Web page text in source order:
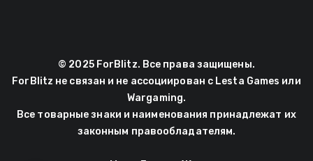
© 2025 ForBlitz. Все права защищены.
ForBlitz не связан и не ассоциирован с Lesta Games или
Wargaming.
Все товарные знаки и наименования принадлежат их
законным правообладателям.